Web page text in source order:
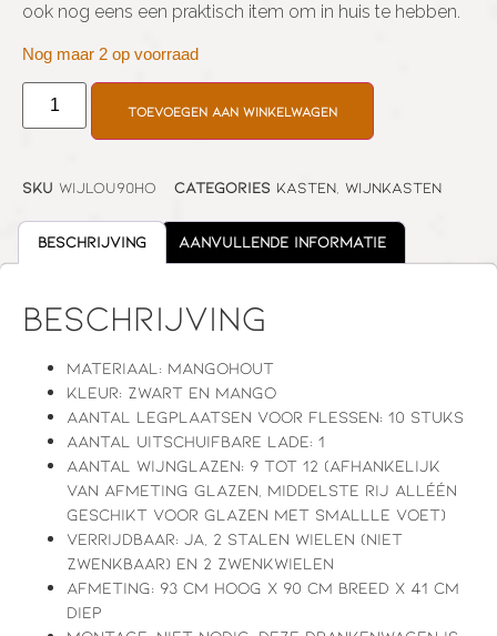
ook nog eens een praktisch item om in huis te hebben.
Nog maar 2 op voorraad
Toevoegen aan winkelwagen
SKU WIJLOU90HO Categories Kasten Wijnkasten
Beschrijving Aanvullende informatie
Beschrijving
Materiaal: mangohout
Kleur: zwart en mango
Aantal legplaatsen voor flessen: 10 stuks
Aantal uitschuifbare lade: 1
Aantal wijnglazen: 9 tot 12 (afhankelijk
van afmeting glazen, middelste rij alléén
geschikt voor glazen met smallle voet)
Verrijdbaar: ja, 2 stalen wielen (niet
zwenkbaar) en 2 zwenkwielen
Afmeting: 93 cm hoog x 90 cm breed x 41 cm
diep